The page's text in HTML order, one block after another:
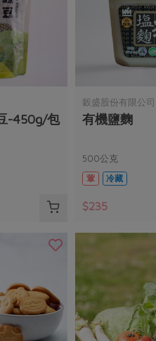
-450g/包
穀盛股份有限公司
有機鹽麴
500公克
葷
冷藏
$235